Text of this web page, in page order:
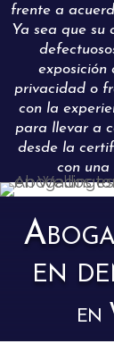
frente a
Ya sea que su
exposición
privacidad o
con la
para llevar a
desde la
con
en
en